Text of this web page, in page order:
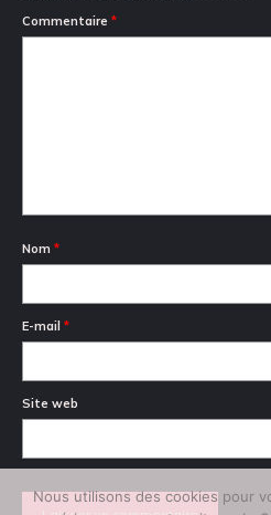
Commentaire *
Nom *
E-mail *
Site web
Nous utilisons des cookies pour